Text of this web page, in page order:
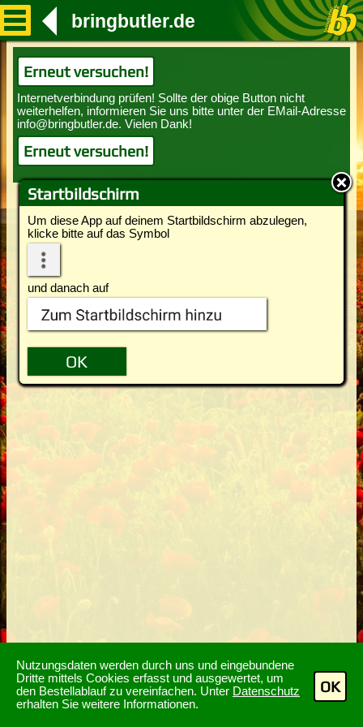
Nutzungsdaten werden durch uns und eingebundene
Dritte mittels Cookies erfasst und ausgewertet, um
den Bestellablauf zu vereinfachen. Unter Datenschutz
erhalten Sie weitere Informationen.
OK
Startbildschirm
Um diese App auf deinem Startbildschirm abzulegen,
klicke bitte auf das Symbol
und danach auf
bringbutler.de
Erneut versuchen!
Erneut versuchen!